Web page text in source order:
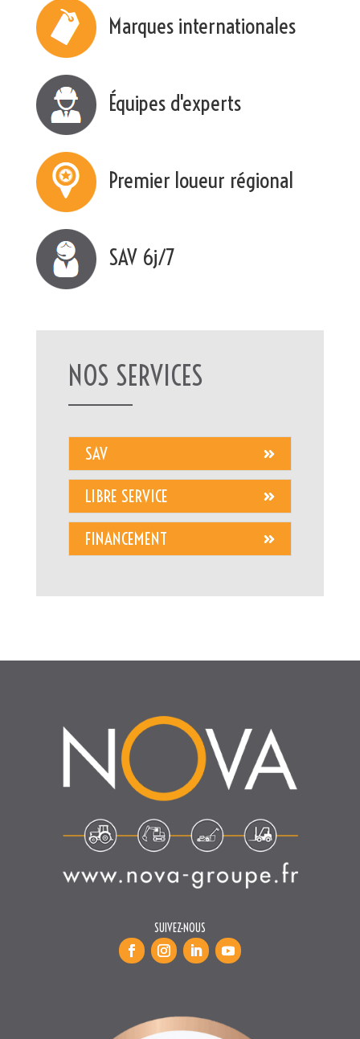
Marques internationales
Équipes d'experts
Premier loueur régional
SAV 6j/7
NOS SERVICES
SAV
LIBRE SERVICE
FINANCEMENT
SUIVEZ-NOUS